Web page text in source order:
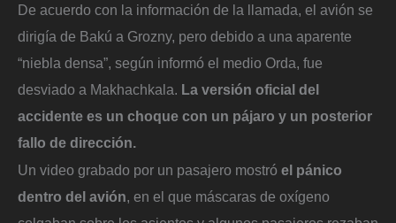
De acuerdo con la información de la llamada, el avión se
dirigía de Bakú a Grozny, pero debido a una aparente
“niebla densa”, según informó el medio Orda, fue
desviado a Makhachkala. La versión oficial del
accidente es un choque con un pájaro y un posterior
fallo de dirección.
Un video grabado por un pasajero mostró el pánico
dentro del avión, en el que máscaras de oxígeno